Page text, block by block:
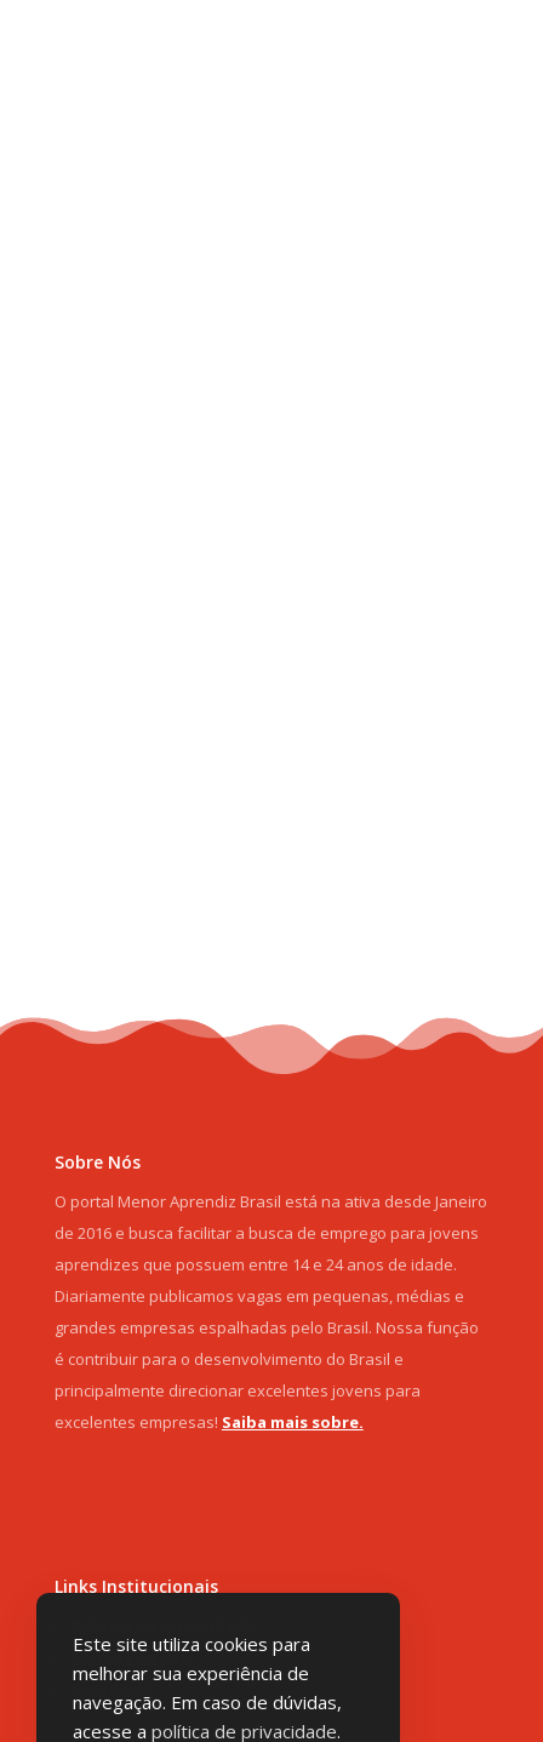
Sobre Nós
O portal Menor Aprendiz Brasil está na ativa desde Janeiro
de 2016 e busca facilitar a busca de emprego para jovens
aprendizes que possuem entre 14 e 24 anos de idade.
Diariamente publicamos vagas em pequenas, médias e
grandes empresas espalhadas pelo Brasil. Nossa função
é contribuir para o desenvolvimento do Brasil e
principalmente direcionar excelentes jovens para
excelentes empresas! Saiba mais sobre.
Links Institucionais
Termos de Uso
Este site utiliza cookies para
melhorar sua experiência de
navegação. Em caso de dúvidas,
acesse a política de privacidade.